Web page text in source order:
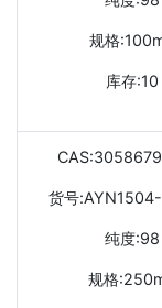
规格
库存:10
货号
纯度:98
规格